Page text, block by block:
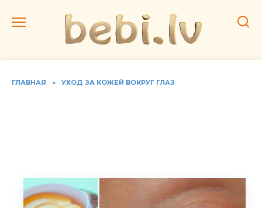
ГЛАВНАЯ » УХОД ЗА КОЖЕЙ ВОКРУГ ГЛАЗ